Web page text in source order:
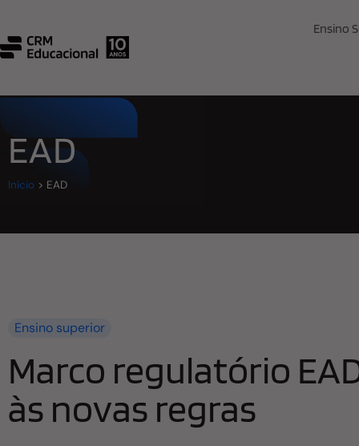
Ensino
EAD
Início > EAD
Ensino superior
Marco regulatório
às novas regras